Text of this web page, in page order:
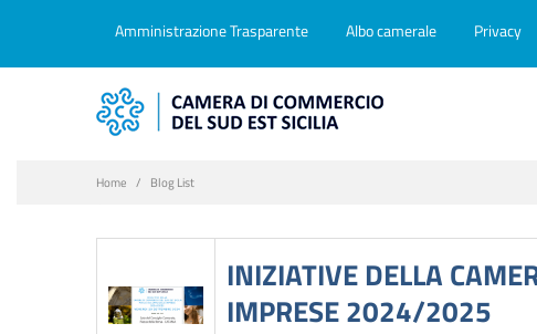
Amministrazione Trasparente Albo camerale Privacy
Home Blog List
INIZIATIVE DELLA
IMPRESE 2024/2025